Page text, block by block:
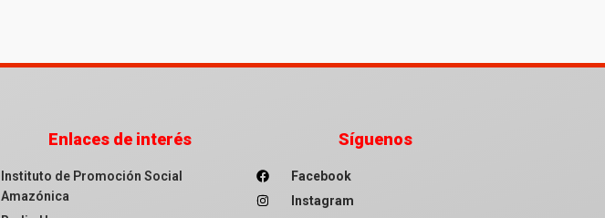
Enlaces de interés
Instituto de Promoción Social
Amazónica
Síguenos
Facebook
Instagram